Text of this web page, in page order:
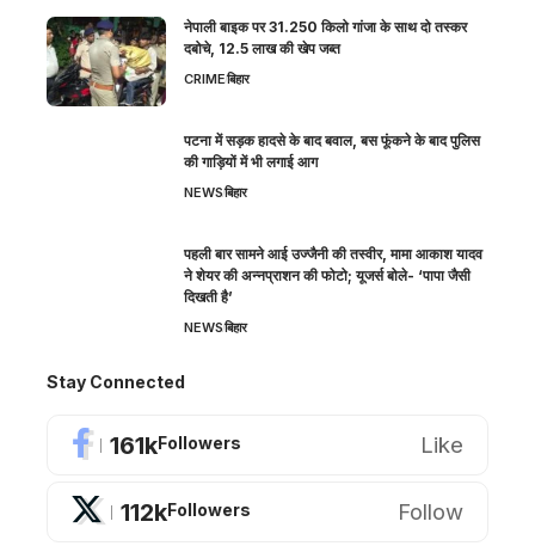
नेपाली बाइक पर 31.250 किलो गांजा के साथ दो तस्कर
दबोचे, 12.5 लाख की खेप जब्त
CRIMEबिहार
पटना में सड़क हादसे के बाद बवाल, बस फूंकने के बाद पुलिस
की गाड़ियों में भी लगाई आग
NEWSबिहार
पहली बार सामने आई उज्जैनी की तस्वीर, मामा आकाश यादव
ने शेयर की अन्नप्राशन की फोटो; यूजर्स बोले- ‘पापा जैसी
दिखती है’
NEWSबिहार
Stay Connected
161kFollowers Like
112kFollowers Follow